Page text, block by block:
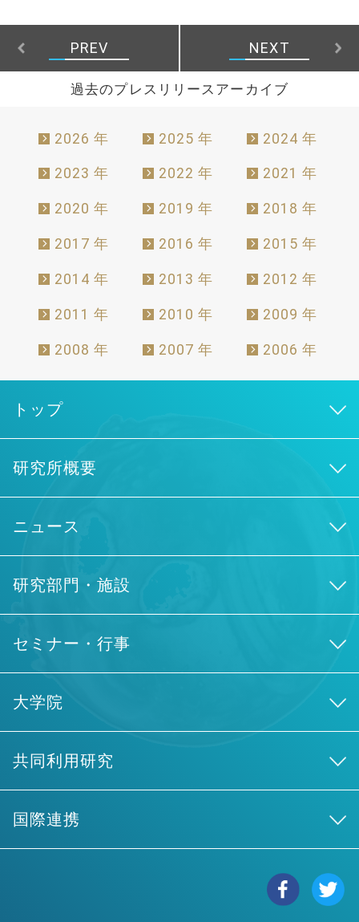
PREV NEXT
過去のプレスリリースアーカイブ
2026 年 2025 年 2024 年
2023 年 2022 年 2021 年
2020 年 2019 年 2018 年
2017 年 2016 年 2015 年
2014 年 2013 年 2012 年
2011 年 2010 年 2009 年
2008 年 2007 年 2006 年
トップ
研究所概要
ニュース
研究部門・施設
セミナー・行事
大学院
共同利用研究
国際連携